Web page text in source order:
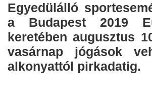
Egyedülálló
a Budapest 2019
keretében augusztus
vasárnap jógások
alkonyattól pirkadatig.